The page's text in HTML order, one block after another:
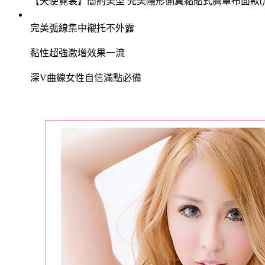
完美弧線集中襯托不外露
黏性超強激增效果一流
深V曲線女性自信滿點必備